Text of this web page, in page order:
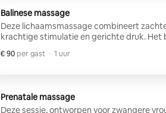
Balinese massage
Deze lichaamsmassage combineert
krachtige stimulatie en gerichte druk. Het
verzachting. Contra-indicaties: Zwangerschap - 3 maanden, operatie - 3 maanden.
€ 90 per gast
€ 90 per gast
, · 1 uur
Prenatale massage
Deze sessie, ontworpen voor zwangere